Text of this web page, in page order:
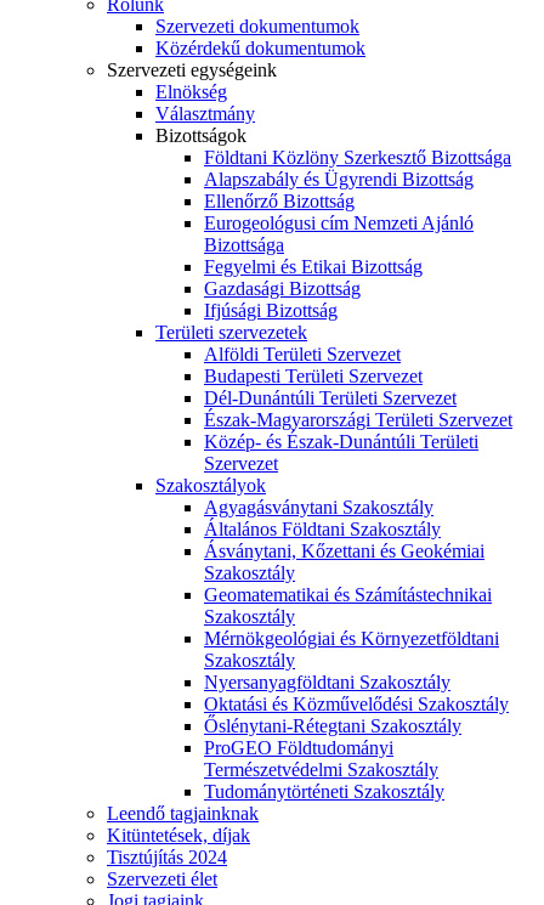
Szervezeti dokumentumok
Közérdekű dokumentumok
Szervezeti egységeink
Elnökség
Választmány
Bizottságok
Földtani Közlöny Szerkesztő Bizottsága
Alapszabály és Ügyrendi Bizottság
Ellenőrző Bizottság
Eurogeológusi cím Nemzeti Ajánló
Bizottsága
Fegyelmi és Etikai Bizottság
Gazdasági Bizottság
Ifjúsági Bizottság
Területi szervezetek
Alföldi Területi Szervezet
Budapesti Területi Szervezet
Dél-Dunántúli Területi Szervezet
Észak-Magyarországi Területi Szervezet
Közép- és Észak-Dunántúli Területi
Szervezet
Szakosztályok
Agyagásványtani Szakosztály
Általános Földtani Szakosztály
Ásványtani, Kőzettani és Geokémiai
Szakosztály
Geomatematikai és Számítástechnikai
Szakosztály
Mérnökgeológiai és Környezetföldtani
Szakosztály
Nyersanyagföldtani Szakosztály
Oktatási és Közművelődési Szakosztály
Őslénytani-Rétegtani Szakosztály
ProGEO Földtudományi
Természetvédelmi Szakosztály
Tudománytörténeti Szakosztály
Leendő tagjainknak
Kitüntetések, díjak
Tisztújítás 2024
Szervezeti élet
Jogi tagjaink